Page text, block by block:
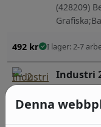
(428209)
492 kr I lager: 2-7
Industri
Denna